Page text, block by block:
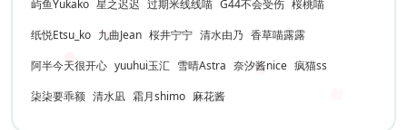
屿鱼Yukako 星之迟迟 过期米线线喵 G44不会受伤 桜桃喵
纸悦Etsu_ko 九曲Jean 桜井宁宁 清水由乃 香草喵露露
阿半今天很开心 yuuhui玉汇 雪晴Astra 奈汐酱nice 疯猫ss
柒柒要乖额 清水凪 霜月shimo 麻花酱